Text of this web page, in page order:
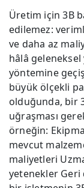
Üretim için 3B
edilemez:
ve daha az
hâlâ
yöntemine
büyük ölçekli
olduğunda, bir
uğraşması
örneğin:
mevcut
maliyetleri
yetenekler